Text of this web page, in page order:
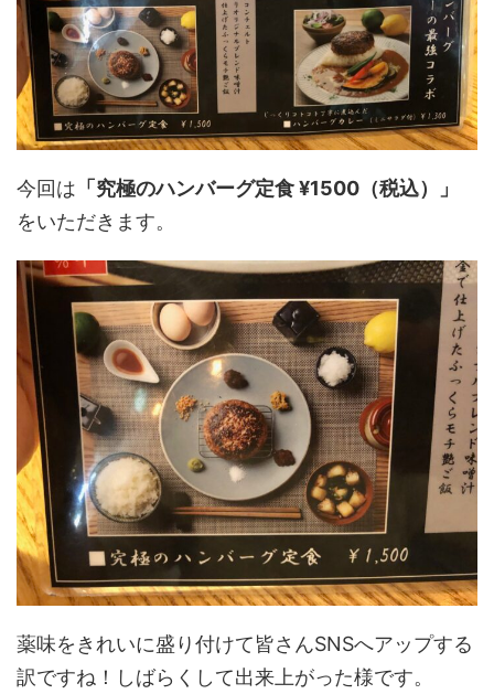
今回は 「究極のハンバーグ定食 ¥1500（税込）」
をいただきます。
薬味をきれいに盛り付けて皆さんSNSへアップする
訳ですね！しばらくして出来上がった様です。